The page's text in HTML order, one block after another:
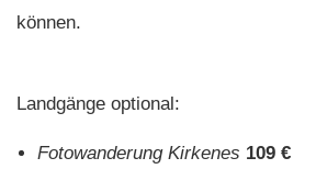
können.
Landgänge optional:
Fotowanderung Kirkenes 109 €